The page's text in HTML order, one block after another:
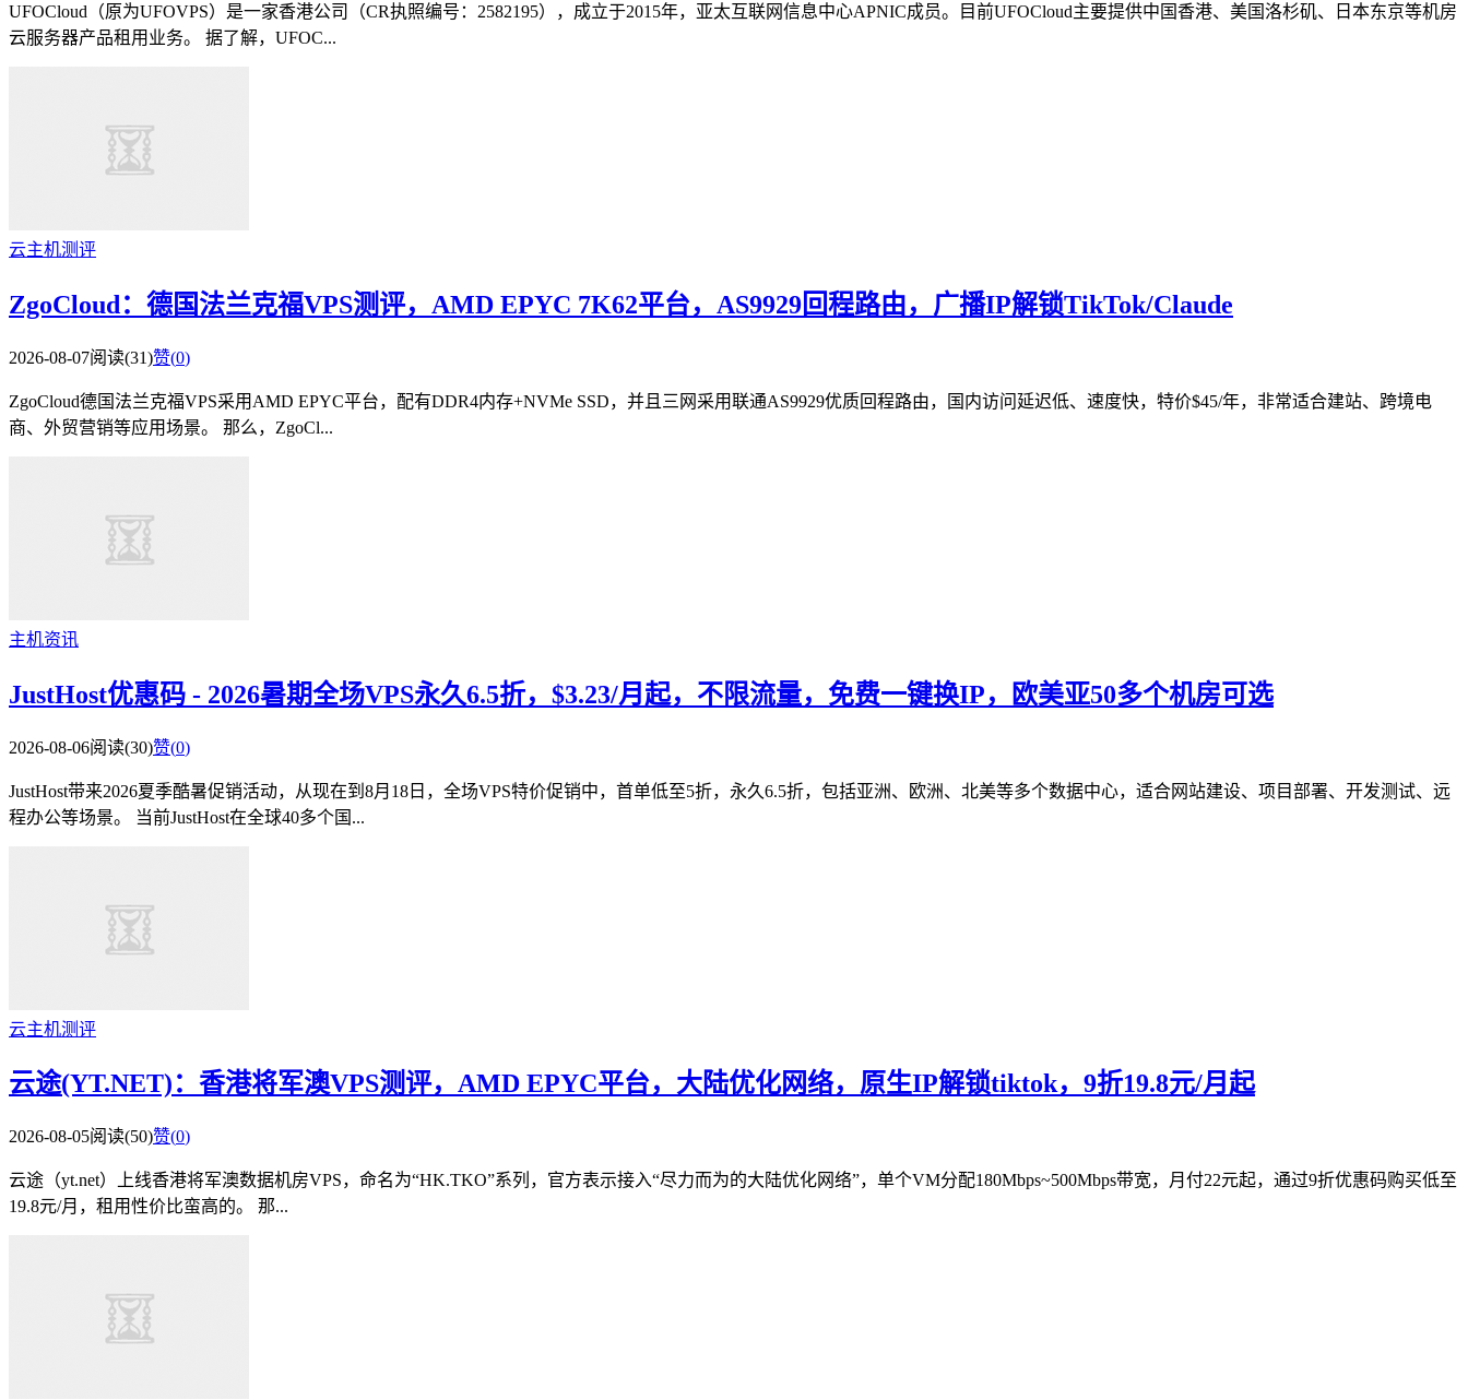
UFOCloud（原为UFOVPS）是一家香港公司（CR执照编号：2582195），成立于2015年，亚太互联网信息中心APNIC成员。目前UFOCloud主要提供中国香港、美国洛杉矶、日本东京等机房
云服务器产品租用业务。 据了解，UFOC...
云主机测评
ZgoCloud：德国法兰克福VPS测评，AMD EPYC 7K62平台，AS9929回程路由，广播IP解锁TikTok/Claude
2026-08-07阅读(31)赞(0)
ZgoCloud德国法兰克福VPS采用AMD EPYC平台，配有DDR4内存+NVMe SSD，并且三网采用联通AS9929优质回程路由，国内访问延迟低、速度快，特价$45/年，非常适合建站、跨境电
商、外贸营销等应用场景。 那么，ZgoCl...
主机资讯
JustHost优惠码 - 2026暑期全场VPS永久6.5折，$3.23/月起，不限流量，免费一键换IP，欧美亚50多个机房可选
2026-08-06阅读(30)赞(0)
JustHost带来2026夏季酷暑促销活动，从现在到8月18日，全场VPS特价促销中，首单低至5折，永久6.5折，包括亚洲、欧洲、北美等多个数据中心，适合网站建设、项目部署、开发测试、远
程办公等场景。 当前JustHost在全球40多个国...
云主机测评
云途(YT.NET)：香港将军澳VPS测评，AMD EPYC平台，大陆优化网络，原生IP解锁tiktok，9折19.8元/月起
2026-08-05阅读(50)赞(0)
云途（yt.net）上线香港将军澳数据机房VPS，命名为“HK.TKO”系列，官方表示接入“尽力而为的大陆优化网络”，单个VM分配180Mbps~500Mbps带宽，月付22元起，通过9折优惠码购买低至
19.8元/月，租用性价比蛮高的。 那...